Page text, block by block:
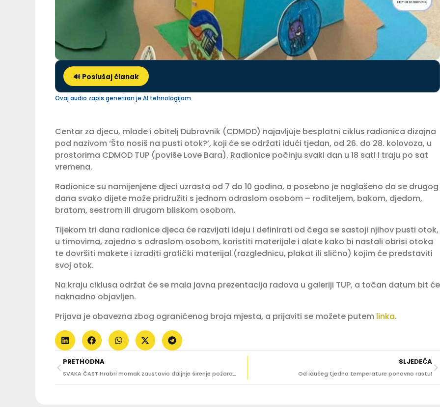
🔊 Poslušaj članak
Ovaj audio zapis generiran je AI tehnologijom
Centar za djecu, mlade i obitelj Dubrovnik (CDMOD) najavljuje besplatni ciklus radionica dizajna
pod nazivom ‘Što nosiš na pusti otok?’, koji će se održati idući tjedan, od 26. do 28. kolovoza, u
prostorima CDMOD TUP (poviše Love Bara). Radionice počinju svaki dan u 18 sati i traju po sat
vremena.
Radionice su namijenjene djeci uzrasta od 7 do 10 godina, a posebno je naglašeno da se drugog
dana svako dijete može pridružiti s jednom odraslom osobom – roditeljem, bakom, djedom,
bratom, sestrom ili drugom bliskom osobom.
Tijekom tri dana radionice djeca će razvijati ideju i definirati od čega se sastoji njihov pusti otok,
u timovima, zajedno s odraslom osobom, koristiti materijale i alate kako bi nastali obrisi otoka
te dovršiti makete i izraditi grafički materijal (razglednicu, plakat ili slično) kojim će predstaviti
svoj otok.
Na kraju ciklusa održat će se mala javna prezentacija radova u galeriji TUP, a točan datum bit će
naknadno objavljen.
Prijava je obavezna zbog ograničenog broja mjesta, a prijaviti se možete putem linka.
PRETHODNA
SVAKA ČAST Hrabri momak zaustavio daljnje širenje požara na Dubcu prije nego su stigli vatrogasci
SLJEDEĆA
Od idućeg tjedna temperature ponovno rastu!